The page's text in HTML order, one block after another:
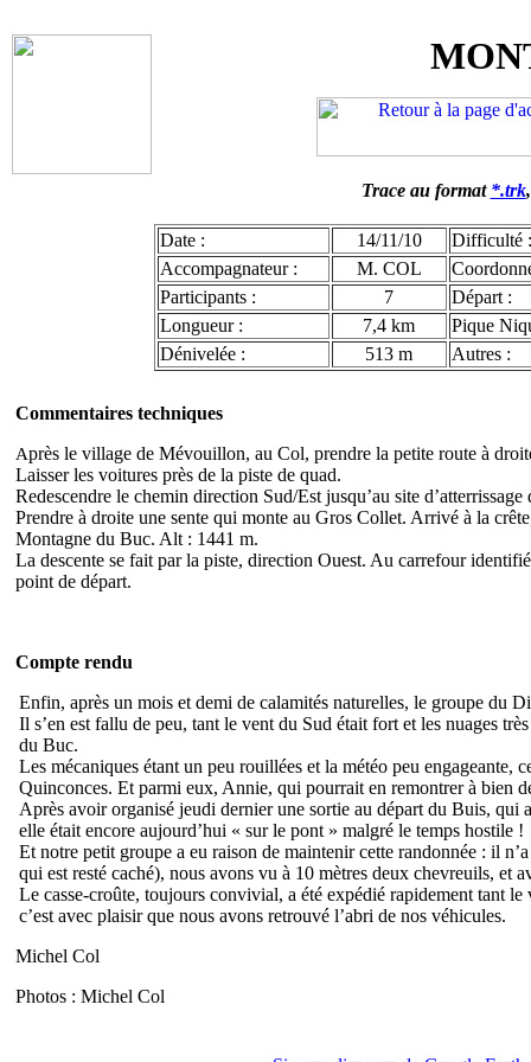
Trace au format *.trk
Date : 14/11/10
Difficulté :
Accompagnateur :
M. COL
Participants :
7
Départ :
Longueur :
7,4 km
Pique
Dénivelée :
513 m Autres :
Commentaires techniques
Après le village de Mévouillon, au Col, prendre la petite route à
Laisser les voitures près de la piste de quad.
Redescendre le chemin direction Sud/Est jusqu’au site
Prendre à droite une sente qui monte au Gros Collet. Arrivé à la
Montagne du Buc. Alt : 1441 m.
La descente se fait par la piste, direction Ouest. Au carrefour
point de départ.
Compte rendu
Enfin, après un mois et demi de calamités naturelles, le groupe du
Il s’en est fallu de peu, tant le vent du Sud était fort et les nuages
du Buc.
Les mécaniques étant un peu rouillées et la météo peu
Quinconces. Et parmi eux, Annie, qui pourrait en remontrer à bien
Après avoir organisé jeudi dernier une sortie au départ du Buis,
elle était encore aujourd’hui « sur le pont » malgré le temps hostile !
Et notre petit groupe a eu raison de maintenir cette randonnée : il
qui est resté caché), nous avons vu à 10 mètres deux chevreuils, et
Le casse-croûte, toujours convivial, a été expédié rapidement tant
c’est avec plaisir que nous avons retrouvé l’abri de nos véhicules.
Michel Col
Photos : Michel Col